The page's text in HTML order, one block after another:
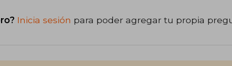
Inicia sesión para poder agregar tu propia